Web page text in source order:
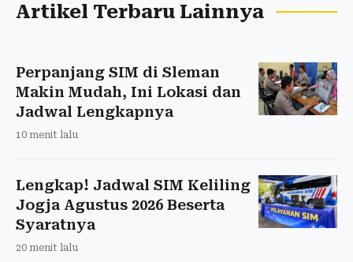
Artikel Terbaru Lainnya
Perpanjang SIM di Sleman
Makin Mudah, Ini Lokasi dan
Jadwal Lengkapnya
10 menit lalu
Lengkap! Jadwal SIM Keliling
Jogja Agustus 2026 Beserta
Syaratnya
20 menit lalu